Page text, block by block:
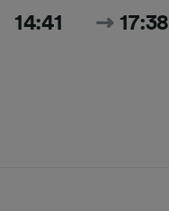
14:41 17:38